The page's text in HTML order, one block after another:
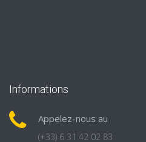
Informations
Appelez-nous au
(+33) 6 31 42 02 83